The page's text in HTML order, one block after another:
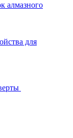
алмазного
для